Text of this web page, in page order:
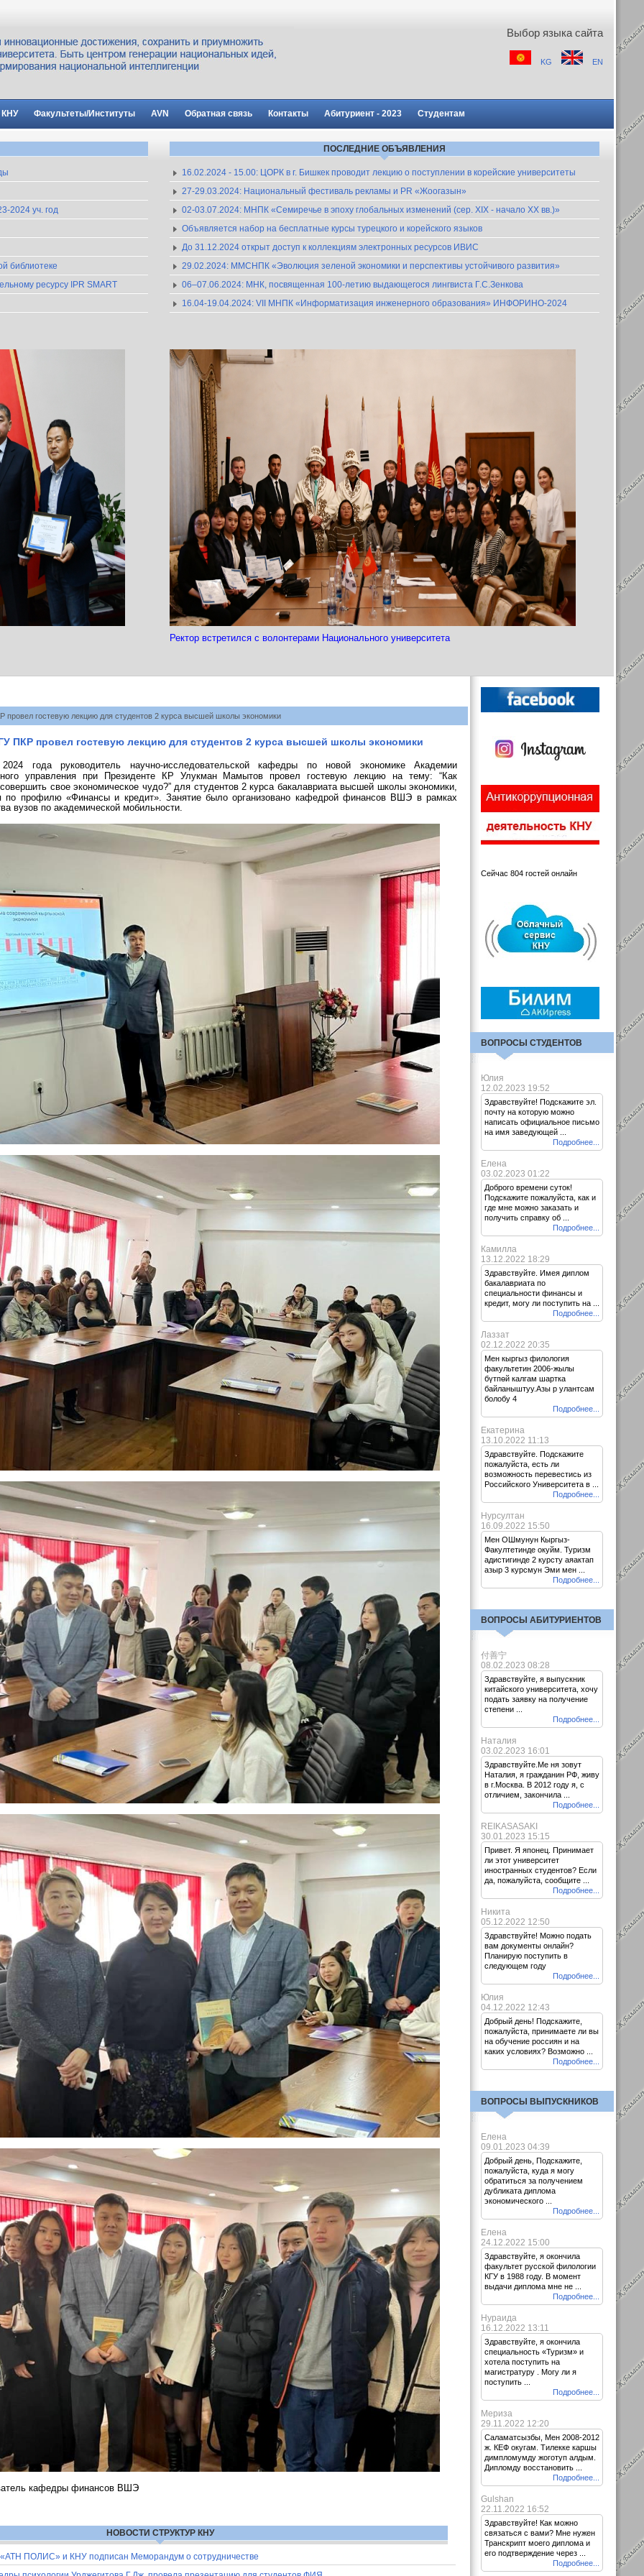
Выбор языка сайта
KG EN
КНУ Факультеты/Институты AVN Обратная связь Контакты Абитуриент - 2023 Студентам
2024 уч. год
библиотеке
ресурсу IPR SMART
ПОСЛЕДНИЕ ОБЪЯВЛЕНИЯ
16.02.2024 - 15.00: ЦОРК в г. Бишкек проводит лекцию о поступлении в корейские университеты
27-29.03.2024: Национальный фестиваль рекламы и PR «Жоогазын»
02-03.07.2024: МНПК «Семиречье в эпоху глобальных изменений (сер. XIX - начало XX вв.)»
Объявляется набор на бесплатные курсы турецкого и корейского языков
До 31.12.2024 открыт доступ к коллекциям электронных ресурсов ИВИС
29.02.2024: ММСНПК «Эволюция зеленой экономики и перспективы устойчивого развития»
06–07.06.2024: МНК, посвященная 100-летию выдающегося лингвиста Г.С.Зенкова
16.04-19.04.2024: VII МНПК «Информатизация инженерного образования» ИНФОРИНО-2024
Ректор встретился с волонтерами Национального университета
провел гостевую лекцию для студентов 2 курса высшей школы экономики
ПКР провел гостевую лекцию для студентов 2 курса высшей школы экономики
года руководитель научно-исследовательской кафедры по новой экономике Академии
управления при Президенте КР Улукман Мамытов провел гостевую лекциюна тему: “Как
свое экономическое чудо?”для студентов 2 курса бакалавриата высшей школы экономики,
по профилю «Финансы и кредит». Занятие было организовано кафедрой финансов ВШЭ в рамках
вузов по академической мобильности.
кафедры финансов ВШЭ
НОВОСТИ СТРУКТУР КНУ
ПОЛИС» и КНУ подписан Меморандум о сотрудничестве
Сейчас 804 гостей онлайн
ВОПРОСЫ СТУДЕНТОВ
Юлия
12.02.2023 19:52
Здравствуйте! Подскажите эл.
почту на которую можно
написать официальное письмо
на имя заведующей ...
Подробнее...
Елена
03.02.2023 01:22
Доброго времени суток!
Подскажите пожалуйста, как и
где мне можно заказать и
получить справку об ...
Подробнее...
Камилла
13.12.2022 18:29
Здравствуйте. Имея диплом
бакалавриата по
специальности финансы и
кредит, могу ли поступить на ...
Подробнее...
Лаззат
02.12.2022 20:35
Мен кыргыз филология
факультетин 2006-жылы
бүтпөй калгам шартка
байланыштуу.Азы р улантсам
болобу 4
Подробнее...
Екатерина
13.10.2022 11:13
Здравствуйте. Подскажите
пожалуйста, есть ли
возможность перевестись из
Российского Университета в ...
Подробнее...
Нурсултан
16.09.2022 15:50
Мен ОШмунун Кыргыз-
Факултетинде окуйм. Туризм
адистигинде 2 курсту аяактап
азыр 3 курсмун Эми мен ...
Подробнее...
ВОПРОСЫ АБИТУРИЕНТОВ
付善宁
08.02.2023 08:28
Здравствуйте, я выпускник
китайского университета, хочу
подать заявку на получение
степени ...
Подробнее...
Наталия
03.02.2023 16:01
Здравствуйте.Ме ня зовут
Наталия, я гражданин РФ, живу
в г.Москва. В 2012 году я, с
отличием, закончила ...
Подробнее...
REIKASASAKI
30.01.2023 15:15
Привет. Я японец. Принимает
ли этот университет
иностранных студентов? Если
да, пожалуйста, сообщите ...
Подробнее...
Никита
05.12.2022 12:50
Здравствуйте! Можно подать
вам документы онлайн?
Планирую поступить в
следующем году
Подробнее...
Юлия
04.12.2022 12:43
Добрый день! Подскажите,
пожалуйста, принимаете ли вы
на обучение россиян и на
каких условиях? Возможно ...
Подробнее...
ВОПРОСЫ ВЫПУСКНИКОВ
Елена
09.01.2023 04:39
Добрый день, Подскажите,
пожалуйста, куда я могу
обратиться за получением
дубликата диплома
экономического ...
Подробнее...
Елена
24.12.2022 15:00
Здравствуйте, я окончила
факультет русской филологии
КГУ в 1988 году. В момент
выдачи диплома мне не ...
Подробнее...
Нураида
16.12.2022 13:11
Здравствуйте, я окончила
специальность «Туризм» и
хотела поступить на
магистратуру . Могу ли я
поступить ...
Подробнее...
Мериза
29.11.2022 12:20
Саламатсызбы, Мен 2008-2012
ж. КЕФ окугам. Тилекке каршы
димпломумду жоготуп алдым.
Дипломду восстановить ...
Подробнее...
Gulshan
22.11.2022 16:52
Здравствуйте! Как можно
связаться с вами? Мне нужен
Транскрипт моего диплома и
его подтверждение через ...
Подробнее...